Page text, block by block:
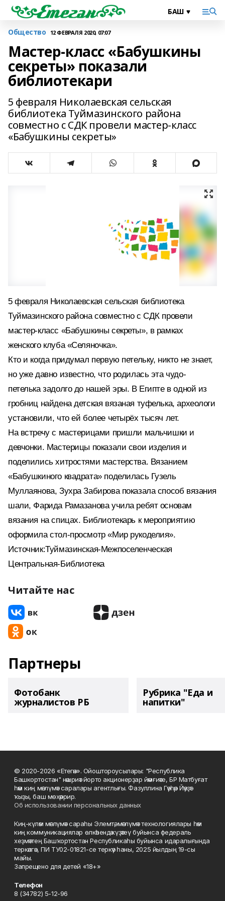
Общество 12 ФЕВРАЛЯ 2020, 07:07
Мастер-класс «Бабушкины
секреты» показали
библиотекари
5 февраля Николаевская сельская
библиотека Туймазинского района
совместно с СДК провели мастер-класс
«Бабушкины секреты»
5 февраля Николаевская сельская библиотека
Туймазинского района совместно с СДК провели
мастер-класс «Бабушкины секреты», в рамках
женского клуба «Селяночка».
Кто и когда придумал первую петельку, никто не знает,
но уже давно известно, что родилась эта чудо-
петелька задолго до нашей эры. В Египте в одной из
гробниц найдена детская вязаная туфелька, археологи
установили, что ей более четырёх тысяч лет.
На встречу с мастерицами пришли мальчишки и
девчонки. Мастерицы показали свои изделия и
поделились хитростями мастерства. Вязанием
«Бабушкиного квадрата» поделилась Гузель
Муллаянова, Зухра Забирова показала способ вязания
шали, Фарида Рамазанова учила ребят основам
вязания на спицах. Библиотекарь к мероприятию
оформила стол-просмотр «Мир рукоделия».
Источник:Туймазинская-Межпоселенческая
Центральная-Библиотека
Читайте нас
Партнеры
Фотобанк
журналистов РБ
Рубрика "Еда и
напитки"
© 2020-2026 «Етегән». Ойоштороусылары: "Республика
Башкортостан" нәшриәт йорто акционерҙар йәмғиәте, БР Матбуғат
һәм киң мәғлүмәт саралары агентлығы. Фазуллина Гәүһәр Йәүҙәт
ҡыҙы, баш мөхәррир.
Об использовании персональных данных
Киң-күләм мәғлүмәт сараһы Элемтә, мәғлүмәт технологиялары һәм
киң коммуникациялар өлкәһендә күҙәтеү буйынса федераль
хеҙмәттең Башҡортостан Республикаһы буйынса идаралығында
теркәлгән, ПИ ТУ02-01821-се теркәү һаны, 2025 йылдың 19-сы
майы.
Запрещено для детей «18+»
Телефон
8 (34782) 5-12-96